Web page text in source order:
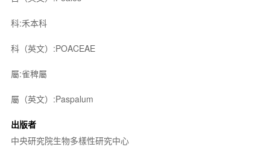
科:禾本科
科（英文）:POACEAE
屬:雀稗屬
屬（英文）:Paspalum
出版者
中央研究院生物多樣性研究中心